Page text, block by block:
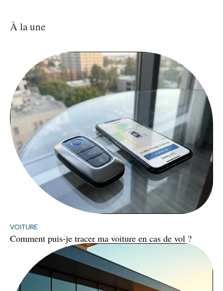
À la une
VOITURE
Comment puis-je tracer ma voiture en cas de vol ?